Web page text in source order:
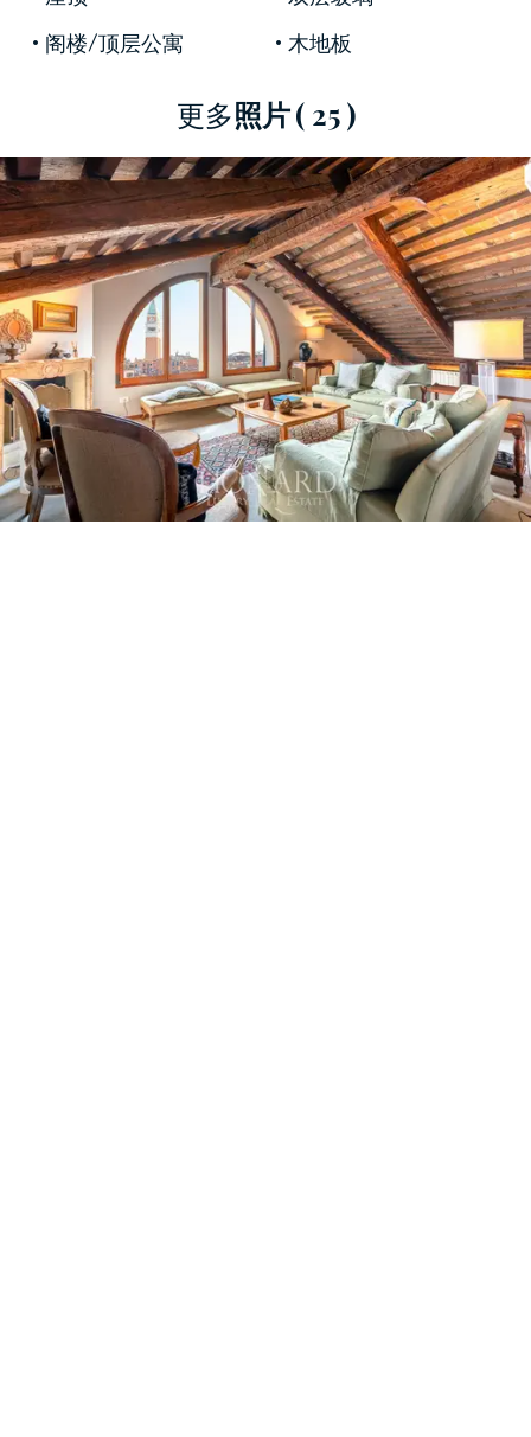
常適合那些希望在中心地區享受豪華與舒適的人
們，並提供多種服務。
阁楼/顶层公寓
木地板
更多照片( 25 )